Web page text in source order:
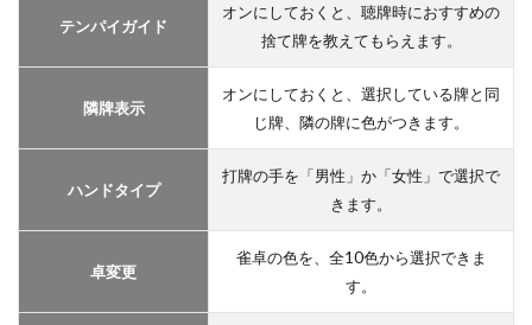
テンパイガイド
オンにしておくと、聴牌時におすすめの
捨て牌を教えてもらえます。
隣牌表示
オンにしておくと、選択している牌と同
じ牌、隣の牌に色がつきます。
ハンドタイプ
打牌の手を「男性」か「女性」で選択で
きます。
卓変更
雀卓の色を、全10色から選択できま
す。